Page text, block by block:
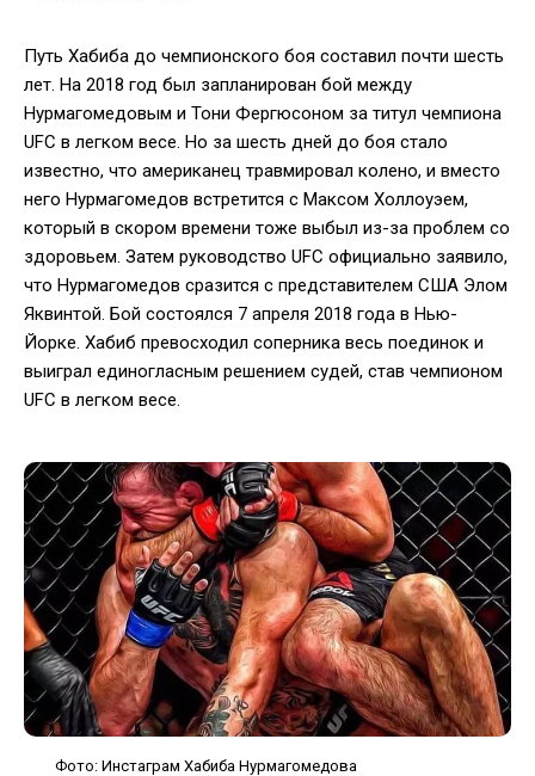
Путь Хабиба до чемпионского боя составил почти шесть
лет. На 2018 год был запланирован бой между
Нурмагомедовым и Тони Фергюсоном за титул чемпиона
UFC в легком весе. Но за шесть дней до боя стало
известно, что американец травмировал колено, и вместо
него Нурмагомедов встретится с Максом Холлоуэем,
который в скором времени тоже выбыл из-за проблем со
здоровьем. Затем руководство UFC официально заявило,
что Нурмагомедов сразится с представителем США Элом
Яквинтой. Бой состоялся 7 апреля 2018 года в Нью-
Йорке. Хабиб превосходил соперника весь поединок и
выиграл единогласным решением судей, став чемпионом
UFC в легком весе.
Фото: Инстаграм Хабиба Нурмагомедова